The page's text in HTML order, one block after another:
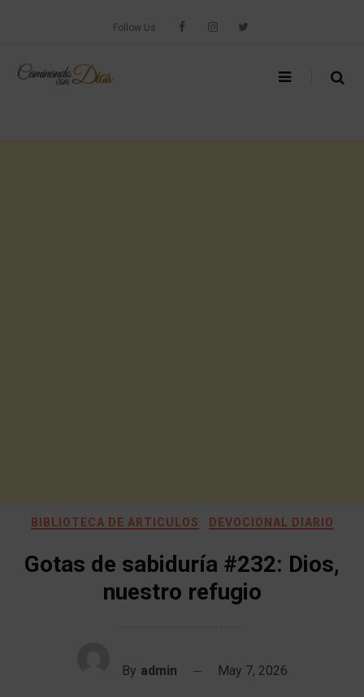
Follow Us
BIBLIOTECA DE ARTICULOS DEVOCIONAL DIARIO
Gotas de sabiduría #232: Dios,
nuestro refugio
By admin May 7, 2026